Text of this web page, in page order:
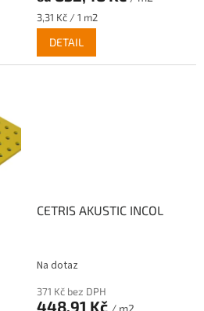
Měrná
cena:
3,31 Kč / 1 m2
DETAIL
CETRIS AKUSTIC INCOL
Na dotaz
371 Kč bez DPH
448,91 Kč